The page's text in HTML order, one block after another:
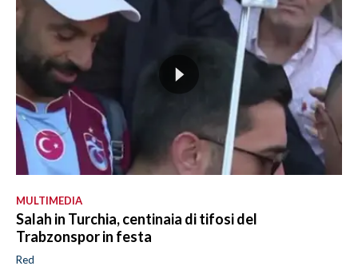
MULTIMEDIA
Salah in Turchia, centinaia di tifosi del
Trabzonspor in festa
Red